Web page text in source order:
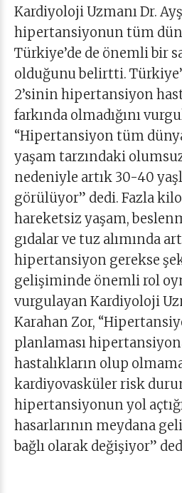
Kardiyoloji Uzmanı Dr.
hipertansiyonun tüm
Türkiye’de de önemli bir
olduğunu belirtti.
2’sinin hipertansiyon
farkında olmadığını
“Hipertansiyon tüm
yaşam tarzındaki
nedeniyle artık 30-40
görülüyor” dedi. Fazla
hareketsiz yaşam,
gıdalar ve tuz alımında
hipertansiyon gerekse
gelişiminde önemli rol
vurgulayan Kardiyoloji
Karahan Zor,
planlaması
hastalıkların olup
kardiyovasküler risk
hipertansiyonun yol
hasarlarının meydana
bağlı olarak değişiyor”